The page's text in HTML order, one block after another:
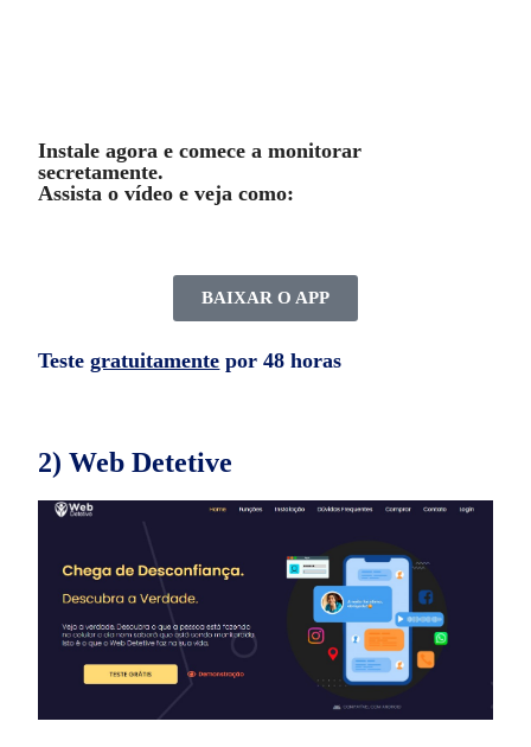
Instale agora e comece a monitorar
secretamente.
Assista o vídeo e veja como:
BAIXAR O APP
Testegratuitamente por 48 horas
2) Web Detetive